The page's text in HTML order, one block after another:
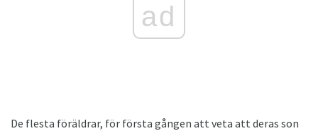
ad
De flesta föräldrar, för första gången att veta att deras son